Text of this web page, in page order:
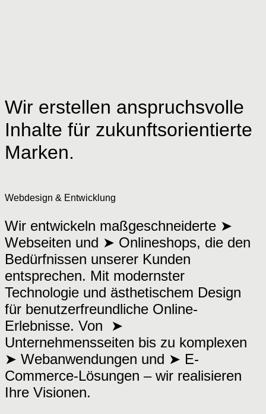
Wir erstellen anspruchsvolle
Inhalte für zukunftsorientierte
Marken.
Webdesign & Entwicklung
Wir entwickeln maßgeschneiderte ➤
Webseiten und ➤ Onlineshops, die den
Bedürfnissen unserer Kunden
entsprechen. Mit modernster
Technologie und ästhetischem Design
für benutzerfreundliche Online-
Erlebnisse. Von ➤
Unternehmensseiten bis zu komplexen
➤ Webanwendungen und ➤ E-
Commerce-Lösungen – wir realisieren
Ihre Visionen.